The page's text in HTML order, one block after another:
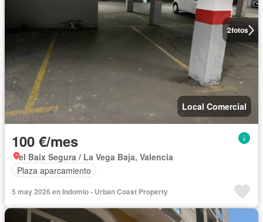
2fotos
Local Comercial
100 €/mes
el Baix Segura / La Vega Baja, Valencia
Plaza aparcamiento
5 may 2026 en Indomio - Urban Coast Property